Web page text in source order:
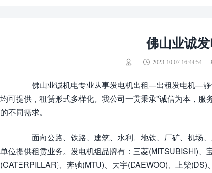
佛山业诚
2023-10-07 16:44:54
佛山业诚机电专业从事发电机出租—出租发电机—静
均可提供，租赁形式多样化。我公司一贯秉承"诚信为本，
的不同需求。
面向公路、铁路、建筑、水利、地铁、厂矿、机场、
单位提供租赁业务。发电机组品牌有：三菱(MITSUBISHI)、
(CATERPILLAR)、奔驰(MTU)、大宇(DAEWOO)、上柴